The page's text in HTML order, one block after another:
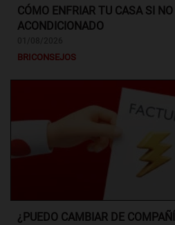
CÓMO ENFRIAR TU CASA SI
ACONDICIONADO
BRICONSEJOS
¿PUEDO CAMBIAR DE